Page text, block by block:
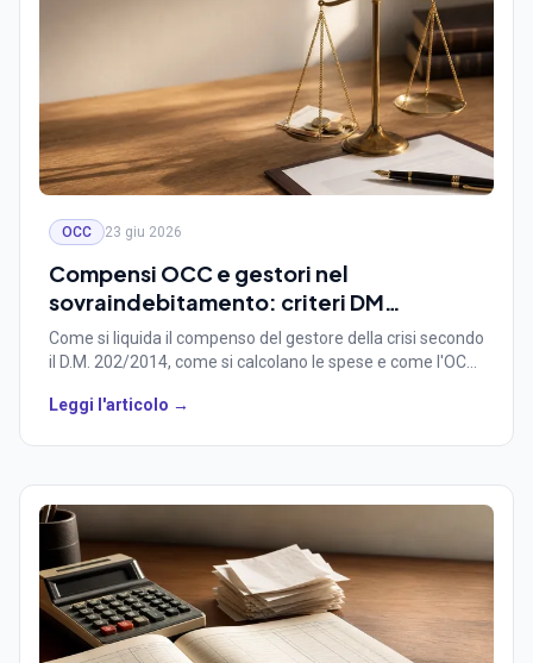
OCC 23 giu 2026
Compensi OCC e gestori nel
sovraindebitamento: criteri DM
202/2014, spese e distribuzione
Come si liquida il compenso del gestore della crisi secondo
il D.M. 202/2014, come si calcolano le spese e come l'OCC
Leggi l'articolo →